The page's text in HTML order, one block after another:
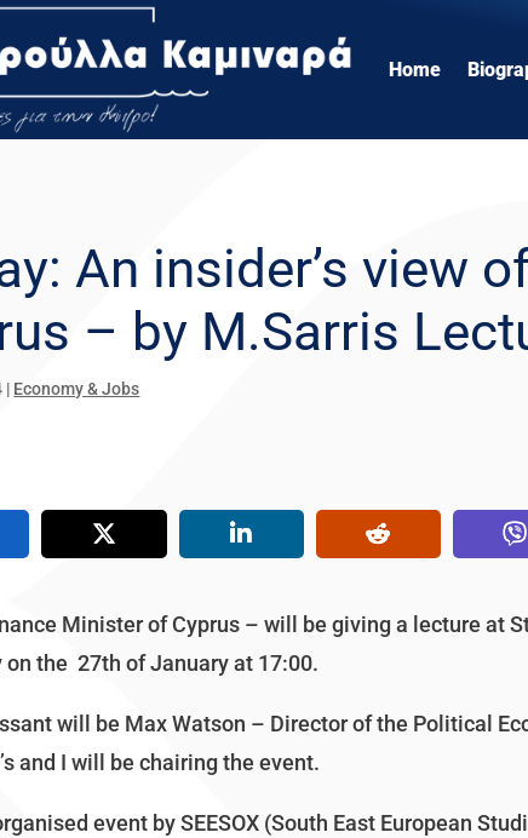
Home
An insider’s view
– by M.Sarris
| Economy & Jobs
Minister of Cyprus – will be giving a lecture at
on the 27th of January at 17:00.
will be Max Watson – Director of the Political
and I will be chairing the event.
event by SEESOX (South East European